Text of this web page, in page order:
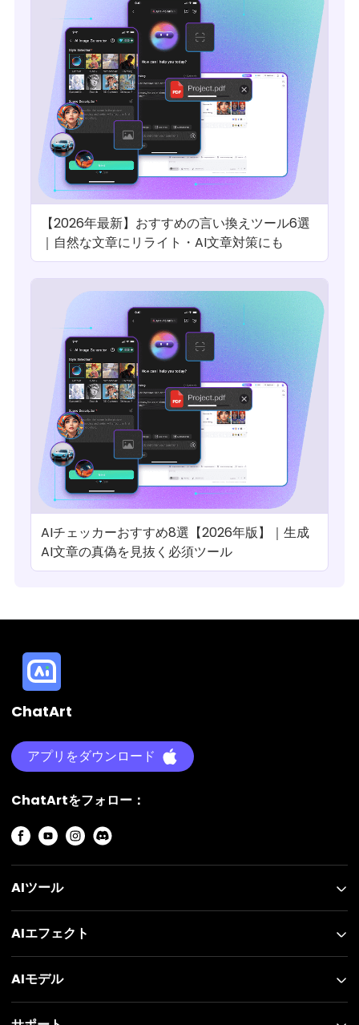
【2026年最新】おすすめの言い換えツール6選
｜自然な文章にリライト・AI文章対策にも
AIチェッカーおすすめ8選【2026年版】｜生成
AI文章の真偽を見抜く必須ツール
ChatArt
アプリをダウンロード
ChatArtをフォロー：
AIツール
AIエフェクト
AIモデル